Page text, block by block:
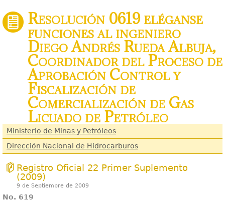
Resolución 0619 eléganse
funciones al ingeniero
Diego Andrés Rueda Albuja,
Coordinador del Proceso de
Aprobación Control y
Fiscalización de
Comercialización de Gas
Licuado de Petróleo
Ministerio de Minas y Petróleos
Dirección Nacional de Hidrocarburos
Registro Oficial 22 Primer Suplemento
(2009)
9 de Septiembre de 2009
No. 619